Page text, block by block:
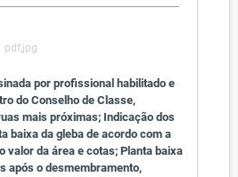
por profissional habilitado e
do Conselho de Classe,
mais próximas; Indicação dos
baixa da gleba de acordo com a
valor da área e cotas; Planta baixa
após o desmembramento,